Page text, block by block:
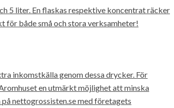
5 liter. En flaskas respektive koncentrat räcker
för både små och stora verksamheter!
inkomstkälla genom dessa drycker. För
en utmärkt möjlighet att minska
nettogrossisten.se med företagets